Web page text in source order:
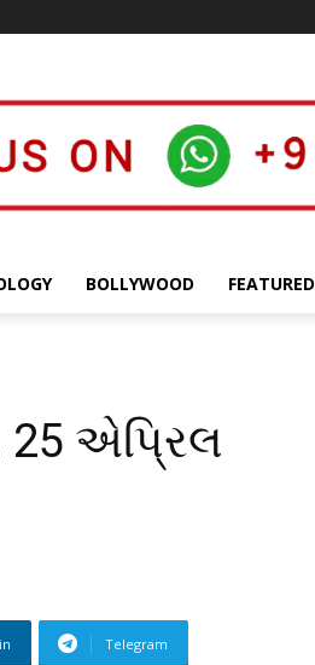
BOLLYWOOD FEATURED
25 એપ્રિલ
Telegram